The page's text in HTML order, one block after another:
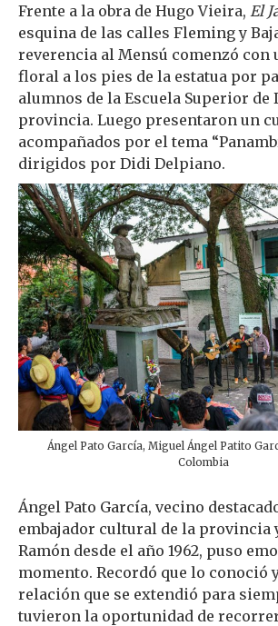
Frente a la obra de Hugo Vieira, El
esquina de las calles Fleming y
reverencia al Mensú comenzó con
floral a los pies de la estatua por
alumnos de la Escuela Superior de
provincia. Luego presentaron un
acompañados por el tema
dirigidos por Didi Delpiano.
Ángel Pato García, Miguel Ángel Patito
Colombia
Ángel Pato García, vecino
embajador cultural de la provincia
Ramón desde el año 1962, puso
momento. Recordó que lo conoció
relación que se extendió para
tuvieron la oportunidad de